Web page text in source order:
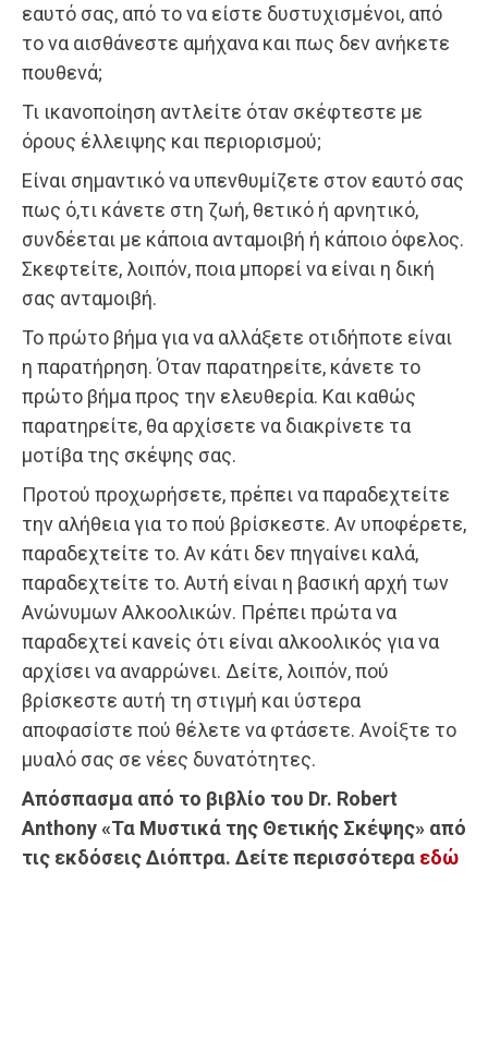
εαυτό σας, από το να είστε δυστυχισμένοι, από
το να αισθάνεστε αμήχανα και πως δεν ανήκετε
πουθενά;
Τι ικανοποίηση αντλείτε όταν σκέφτεστε με
όρους έλλειψης και περιορισμού;
Είναι σημαντικό να υπενθυμίζετε στον εαυτό σας
πως ό,τι κάνετε στη ζωή, θετικό ή αρνητικό,
συνδέεται με κάποια ανταμοιβή ή κάποιο όφελος.
Σκεφτείτε, λοιπόν, ποια μπορεί να είναι η δική
σας ανταμοιβή.
Το πρώτο βήμα για να αλλάξετε οτιδήποτε είναι
η παρατήρηση. Όταν παρατηρείτε, κάνετε το
πρώτο βήμα προς την ελευθερία. Και καθώς
παρατηρείτε, θα αρχίσετε να διακρίνετε τα
μοτίβα της σκέψης σας.
Προτού προχωρήσετε, πρέπει να παραδεχτείτε
την αλήθεια για το πού βρίσκεστε. Αν υποφέρετε,
παραδεχτείτε το. Αν κάτι δεν πηγαίνει καλά,
παραδεχτείτε το. Αυτή είναι η βασική αρχή των
Ανώνυμων Αλκοολικών. Πρέπει πρώτα να
παραδεχτεί κανείς ότι είναι αλκοολικός για να
αρχίσει να αναρρώνει. Δείτε, λοιπόν, πού
βρίσκεστε αυτή τη στιγμή και ύστερα
αποφασίστε πού θέλετε να φτάσετε. Ανοίξτε το
μυαλό σας σε νέες δυνατότητες.
Απόσπασμα από το βιβλίο του Dr. Robert
Anthony «Τα Μυστικά της Θετικής Σκέψης» από
τις εκδόσεις Διόπτρα. Δείτε περισσότερα εδώ